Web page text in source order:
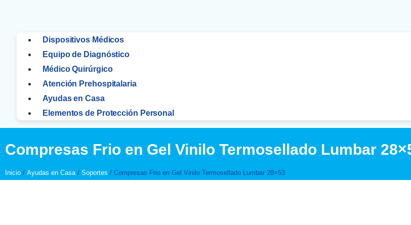
Dispositivos Médicos
Equipo de Diagnóstico
Médico Quirúrgico
Atención Prehospitalaria
Ayudas en Casa
Elementos de Protección Personal
Compresas Frio en Gel Vinilo Termosellado Lumbar
Inicio / Ayudas en Casa / Soportes / Compresas Frio en Gel Vinilo Termosellado Lumbar 28×53